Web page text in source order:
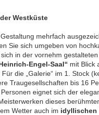
Westküste
mehrfach
Sie sich umgeben von
in der vornehm gestalteten
Engel-Saal“ mit Blick
. Für die „Galerie“ im 1. Stock
Traugesellschaften bis 16
eignet sich der
dieses
Wetter auch im idyllischen